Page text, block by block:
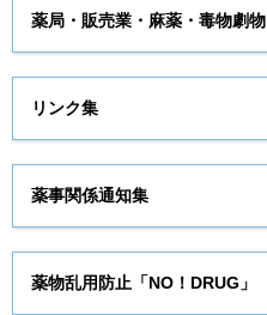
薬局・販売業・麻薬・毒物劇物
リンク集
薬事関係通知集
薬物乱用防止「NO！DRUG」